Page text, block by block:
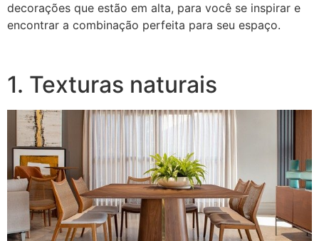
decorações que estão em alta, para você se inspirar e
encontrar a combinação perfeita para seu espaço.
1. Texturas naturais